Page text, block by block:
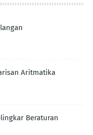
Aritmatika
Beraturan